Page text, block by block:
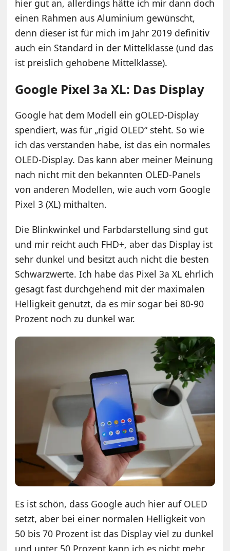
hier gut an, allerdings hätte ich mir dann doch
einen Rahmen aus Aluminium gewünscht,
denn dieser ist für mich im Jahr 2019 definitiv
auch ein Standard in der Mittelklasse (und das
ist preislich gehobene Mittelklasse).
Google Pixel 3a XL: Das Display
Google hat dem Modell ein gOLED-Display
spendiert, was für „rigid OLED“ steht. So wie
ich das verstanden habe, ist das ein normales
OLED-Display. Das kann aber meiner Meinung
nach nicht mit den bekannten OLED-Panels
von anderen Modellen, wie auch vom Google
Pixel 3 (XL) mithalten.
Die Blinkwinkel und Farbdarstellung sind gut
und mir reicht auch FHD+, aber das Display ist
sehr dunkel und besitzt auch nicht die besten
Schwarzwerte. Ich habe das Pixel 3a XL ehrlich
gesagt fast durchgehend mit der maximalen
Helligkeit genutzt, da es mir sogar bei 80-90
Prozent noch zu dunkel war.
Es ist schön, dass Google auch hier auf OLED
setzt, aber bei einer normalen Helligkeit von
50 bis 70 Prozent ist das Display viel zu dunkel
und unter 50 Prozent kann ich es nicht mehr